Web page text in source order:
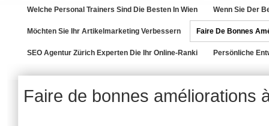
Welche Personal Trainers Sind Die Besten In Wien Wenn Sie Der
Möchten Sie Ihr Artikelmarketing Verbessern Faire De Bonnes
SEO Agentur Zürich Experten Die Ihr Online-Ranki Persönliche
Faire de bonnes améliorations